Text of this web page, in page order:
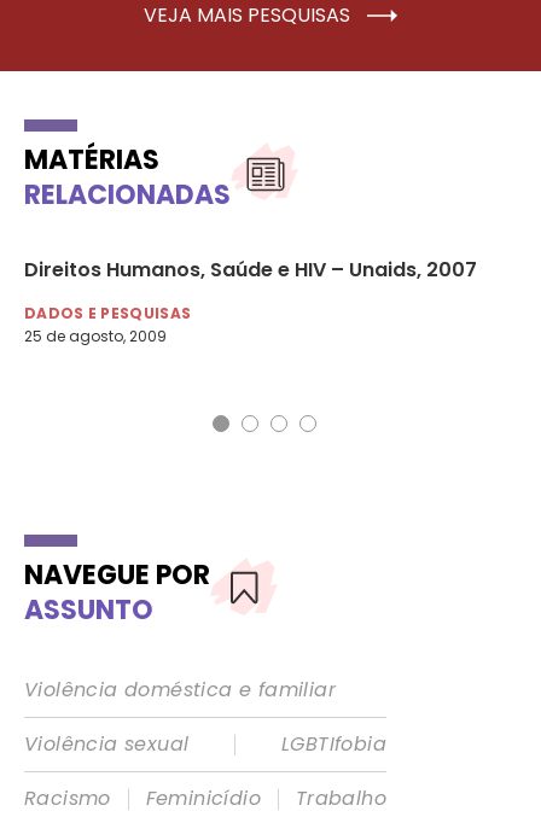
VEJA MAIS PESQUISAS
MATÉRIAS
RELACIONADAS
Direitos Humanos, Saúde e HIV – Unaids, 2007
DADOS E PESQUISAS
25 de agosto, 2009
NAVEGUE POR
ASSUNTO
Violência doméstica e familiar
Violência sexual
|
LGBTIfobia
Racismo
| Feminicídio |
Trabalho